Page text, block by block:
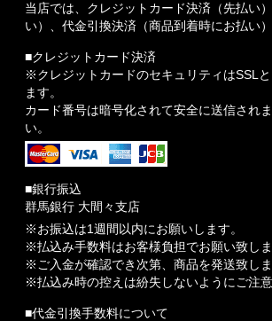
当店では、クレジットカード決済（先払い
い）、代金引換決済（商品到着時にお払い
■クレジットカード決済
※クレジットカードのセキュリティはSSL
ます。
カード番号は暗号化されて安全に送信され
い。
■銀行振込
群馬銀行 大間々支店
※お振込は1週間以内にお願いします。
※払込み手数料はお客様負担でお願い致しま
※ご入金が確認でき次第、商品を発送致しま
※払込み時の控えは紛失しないようにご注意
■代金引換手数料について